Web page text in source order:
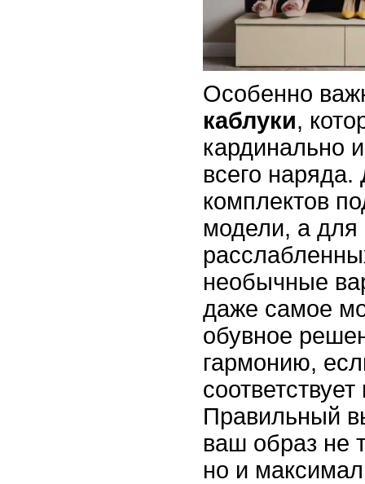
Особенно
каблуки,
кардинально
всего наряда.
комплектов
модели, а для
необычные
даже самое
обувное
гармонию,
Правильный
ваш образ не
но и